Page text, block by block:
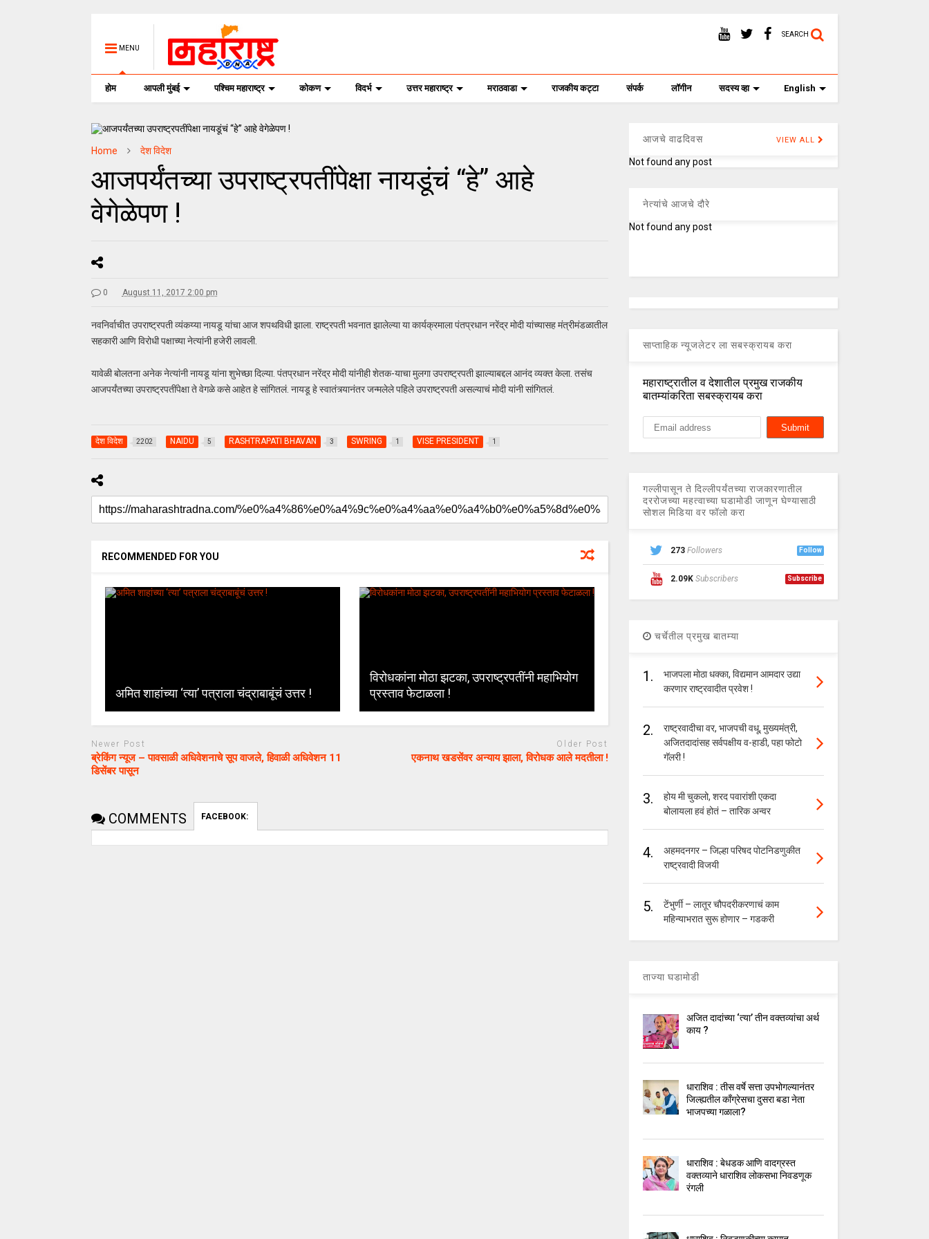
MENU
SEARCH
होम आपली मुंबई पश्चिम महाराष्ट्र कोकण विदर्भ उत्तर महाराष्ट्र मराठवाडा राजकीय कट्टा संपर्क लॉगीन सदस्य व्हा English
Home देश विदेश
आजपर्यंतच्या उपराष्ट्रपतींपेक्षा नायडूंचं “हे” आहे
वेगेळेपण !
0 August 11, 2017 2:00 pm
नवनिर्वाचीत उपराष्ट्रपती व्यंकय्या नायडू यांचा आज शपथविधी झाला. राष्ट्रपती भवनात झालेल्या या कार्यक्रमाला पंतप्रधान नरेंद्र मोदी यांच्यासह मंत्रीमंडळातील
सहकारी आणि विरोधी पक्षाच्या नेत्यांनी हजेरी लावली.
यावेळी बोलतना अनेक नेत्यांनी नायडू यांना शुभेच्छा दिल्या. पंतप्रधान नरेंद्र मोदी यांनीही शेतक-याचा मुलगा उपराष्ट्रपती झाल्याबद्दल आनंद व्यक्त केला. तसंच
आजपर्यंतच्या उपराष्ट्रपतींपेक्षा ते वेगळे कसे आहेत हे सांगितलं. नायडू हे स्वातंत्र्यानंतर जन्मलेले पहिले उपराष्ट्रपती असल्याचं मोदी यांनी सांगितलं.
देश विदेश 2202 NAIDU 5 RASHTRAPATI BHAVAN 3 SWRING 1 VISE PRESIDENT 1
RECOMMENDED FOR YOU
अमित शाहांच्या ‘त्या’ पत्राला चंद्राबाबूंचं उत्तर !
विरोधकांना मोठा झटका, उपराष्ट्रपतींनी महाभियोग
प्रस्ताव फेटाळला !
Newer Post
ब्रेकिंग न्यूज – पावसाळी अधिवेशनाचे सूप वाजले, हिवाळी अधिवेशन 11
डिसेंबर पासून
Older Post
एकनाथ खडसेंवर अन्याय झाला, विरोधक आले मदतीला !
COMMENTS FACEBOOK:
आजचे वाढदिवस VIEW ALL
Not found any post
नेत्यांचे आजचे दौरे
Not found any post
साप्ताहिक न्यूजलेटर ला सबस्क्रायब करा
महाराष्ट्रातील व देशातील प्रमुख राजकीय
बातम्यांकरिता सबस्क्रायब करा
गल्लीपासून ते दिल्लीपर्यंतच्या राजकारणातील
दररोजच्या महत्वाच्या घडामोडी जाणून घेण्यासाठी
सोशल मिडिया वर फॉलो करा
273 Followers Follow
2.09K Subscribers Subscribe
चर्चेतील प्रमुख बातम्या
1.
भाजपला मोठा धक्का, विद्यमान आमदार उद्या
करणार राष्ट्रवादीत प्रवेश !
2.
राष्ट्रवादीचा वर, भाजपची वधू, मुख्यमंत्री,
अजितदादांसह सर्वपक्षीय व-हाडी, पहा फोटो
गॅलरी !
3.
होय मी चुकलो, शरद पवारांशी एकदा
बोलायला हवं होतं – तारिक अन्वर
4.
अहमदनगर – जिल्हा परिषद पोटनिडणुकीत
राष्ट्रवादी विजयी
5.
टेंभुर्णी – लातूर चौपदरीकरणाचं काम
महिन्याभरात सुरू होणार – गडकरी
ताज्या घडामोडी
अजित दादांच्या ‘त्या’ तीन वक्तव्यांचा अर्थ
काय ?
धाराशिव : तीस वर्षे सत्ता उपभोगल्यानंतर
जिल्ह्यतील कॉंग्रेसचा दुसरा बडा नेता
भाजपच्या गळाला?
धाराशिव : बेधडक आणि वादग्रस्त
वक्तव्याने धाराशिव लोकसभा निवडणूक
रंगली